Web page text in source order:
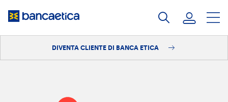
DIVENTA CLIENTE DI BANCA ETICA